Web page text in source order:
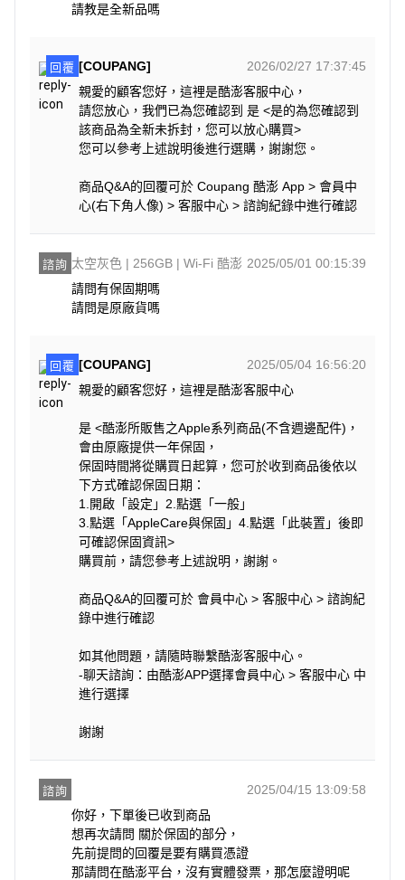
請教是全新品嗎
回覆 [COUPANG]
2026/02/27 17:37:45
親愛的顧客您好，這裡是酷澎客服中心，
請您放心，我們已為您確認到 是 <是的為您確認到
該商品為全新未拆封，您可以放心購買>
您可以參考上述說明後進行選購，謝謝您。
商品Q&A的回覆可於 Coupang 酷澎 App > 會員中
心(右下角人像) > 客服中心 > 諮詢紀錄中進行確認
諮詢 太空灰色 | 256GB | Wi-Fi 酷澎 2025/05/01 00:15:39
請問有保固期嗎
請問是原廠貨嗎
回覆 [COUPANG]
2025/05/04 16:56:20
親愛的顧客您好，這裡是酷澎客服中心
是 <酷澎所販售之Apple系列商品(不含週邊配件)，
會由原廠提供一年保固，
保固時間將從購買日起算，您可於收到商品後依以
下方式確認保固日期：
1.開啟「設定」2.點選「一般」
3.點選「AppleCare與保固」4.點選「此裝置」後即
可確認保固資訊>
購買前，請您參考上述說明，謝謝。
商品Q&A的回覆可於 會員中心 > 客服中心 > 諮詢紀
錄中進行確認
如其他問題，請隨時聯繫酷澎客服中心。
-聊天諮詢：由酷澎APP選擇會員中心 > 客服中心 中
進行選擇
謝謝
諮詢
2025/04/15 13:09:58
你好，下單後已收到商品
想再次請問 關於保固的部分，
先前提問的回覆是要有購買憑證
那請問在酷澎平台，沒有實體發票，那怎麼證明呢